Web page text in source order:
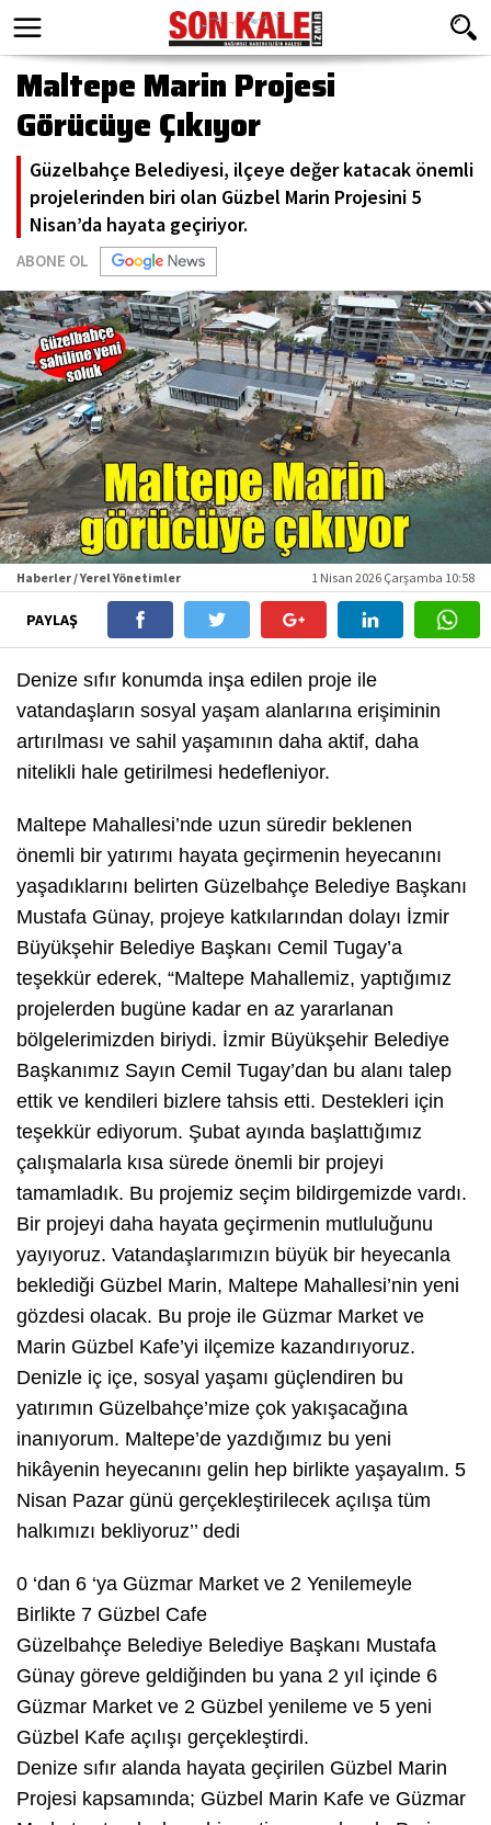
Maltepe Marin Projesi
Görücüye Çıkıyor
Güzelbahçe Belediyesi, ilçeye değer katacak önemli
projelerinden biri olan Güzbel Marin Projesini 5
Nisan’da hayata geçiriyor.
ABONE OL
Haberler / Yerel Yönetimler 1 Nisan 2026 Çarşamba 10:58
PAYLAŞ
Denize sıfır konumda inşa edilen proje ile
vatandaşların sosyal yaşam alanlarına erişiminin
artırılması ve sahil yaşamının daha aktif, daha
nitelikli hale getirilmesi hedefleniyor.
Maltepe Mahallesi’nde uzun süredir beklenen
önemli bir yatırımı hayata geçirmenin heyecanını
yaşadıklarını belirten Güzelbahçe Belediye Başkanı
Mustafa Günay, projeye katkılarından dolayı İzmir
Büyükşehir Belediye Başkanı Cemil Tugay’a
teşekkür ederek, “Maltepe Mahallemiz, yaptığımız
projelerden bugüne kadar en az yararlanan
bölgelerimizden biriydi. İzmir Büyükşehir Belediye
Başkanımız Sayın Cemil Tugay’dan bu alanı talep
ettik ve kendileri bizlere tahsis etti. Destekleri için
teşekkür ediyorum. Şubat ayında başlattığımız
çalışmalarla kısa sürede önemli bir projeyi
tamamladık. Bu projemiz seçim bildirgemizde vardı.
Bir projeyi daha hayata geçirmenin mutluluğunu
yayıyoruz. Vatandaşlarımızın büyük bir heyecanla
beklediği Güzbel Marin, Maltepe Mahallesi’nin yeni
gözdesi olacak. Bu proje ile Güzmar Market ve
Marin Güzbel Kafe’yi ilçemize kazandırıyoruz.
Denizle iç içe, sosyal yaşamı güçlendiren bu
yatırımın Güzelbahçe’mize çok yakışacağına
inanıyorum. Maltepe’de yazdığımız bu yeni
hikâyenin heyecanını gelin hep birlikte yaşayalım. 5
Nisan Pazar günü gerçekleştirilecek açılışa tüm
halkımızı bekliyoruz’’ dedi
0 ‘dan 6 ‘ya Güzmar Market ve 2 Yenilemeyle
Birlikte 7 Güzbel Cafe
Güzelbahçe Belediye Belediye Başkanı Mustafa
Günay göreve geldiğinden bu yana 2 yıl içinde 6
Güzmar Market ve 2 Güzbel yenileme ve 5 yeni
Güzbel Kafe açılışı gerçekleştirdi.
Denize sıfır alanda hayata geçirilen Güzbel Marin
Projesi kapsamında; Güzbel Marin Kafe ve Güzmar